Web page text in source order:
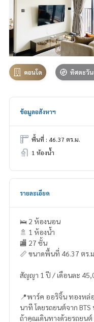
คอนโด ทิศตะวัน
ข้อมูลอสังหาฯ
พื้นที่ : 46.37 ตร.ม.
1 ห้องน้ำ
รายละเอียด
🛌 2 ห้องนอน
🚿 1 ห้องน้ำ
🏬 27 ชั้น
📏 ขนาดพื้นที่ 46.37 ตร.ม
สัญญา 1 ปี / เดือนละ
📍พาร์ค ออริจิ้น ทองหล่
นาที โดยรถยนต์จาก
ถ้าคุณเดินทางด้วยรถยนต์